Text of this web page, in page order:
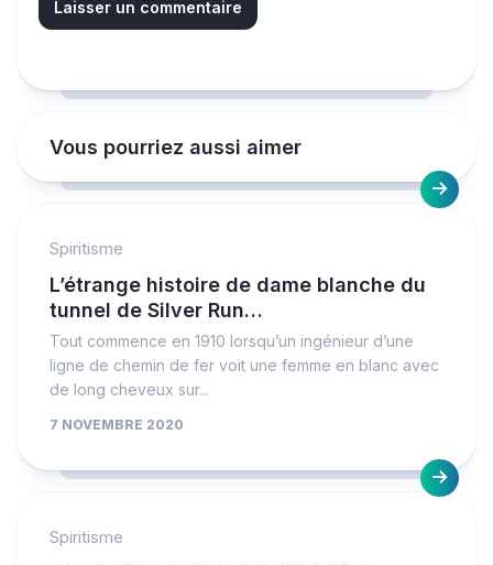
Vous pourriez aussi aimer
Spiritisme
L’étrange histoire de dame blanche du
tunnel de Silver Run…
Tout commence en 1910 lorsqu’un ingénieur d’une
ligne de chemin de fer voit une femme en blanc avec
de long cheveux sur...
7 NOVEMBRE 2020
Spiritisme